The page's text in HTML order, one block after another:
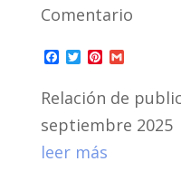
Comentario
F
e
o
k
T
t
e
P
t
e
r
s
G
i
Relación de
septiembre 2025
leer más